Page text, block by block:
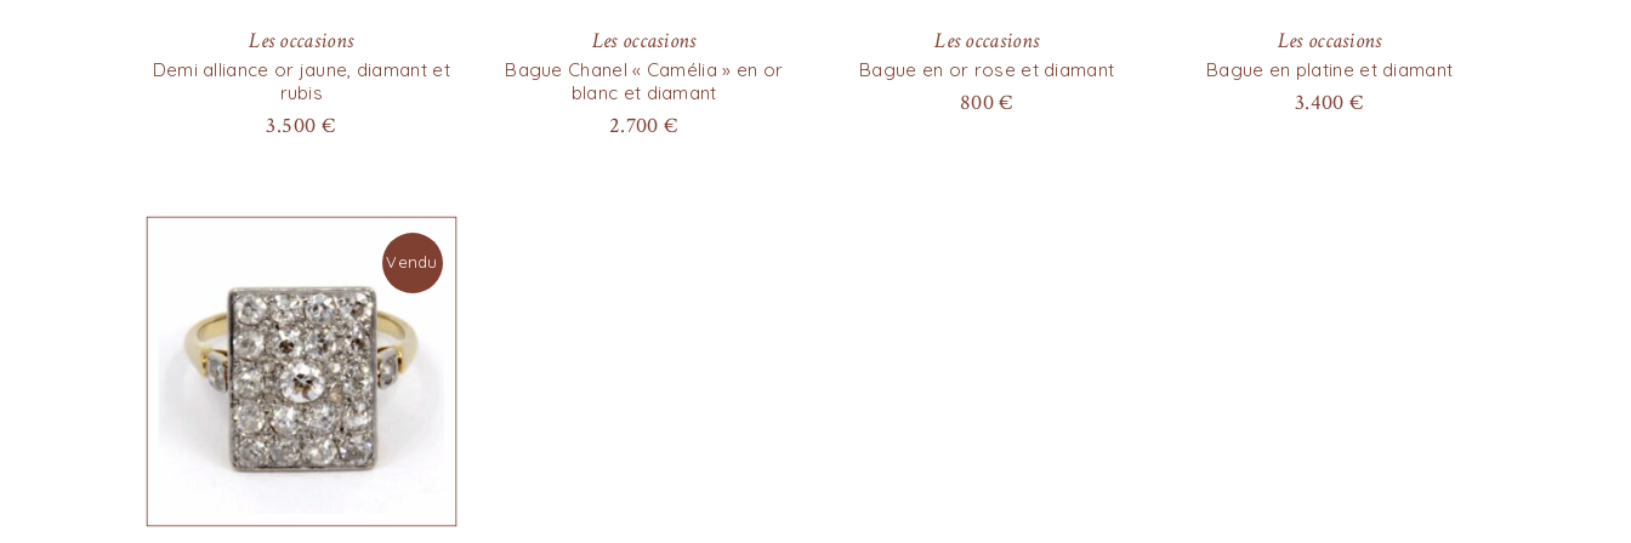
Les occasions
Demi alliance or jaune, diamant et
rubis
3.500 €
Les occasions
Bague Chanel « Camélia » en or
blanc et diamant
2.700€
Les occasions
Bague en or rose et diamant
800€
Les occasions
Bague en platine et diamant
3.400€
Vendu